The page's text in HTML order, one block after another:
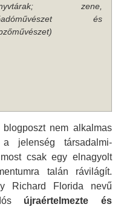
zene,
és
nem alkalmas
jelenség társadalmi-
csak egy elnagyolt
talán rávilágít.
Richard Florida nevű
újraértelmezte és